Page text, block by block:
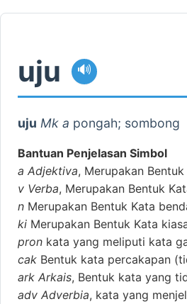
uju 🔊
uju Mk a pongah; sombong
Bantuan Penjelasan Simbol
a Adjektiva, Merupakan
v Verba, Merupakan Bentuk
n Merupakan Bentuk Kata
ki Merupakan Bentuk Kata
pron kata yang meliputi kata
cak Bentuk kata percakapan
ark Arkais, Bentuk kata yang
adv Adverbia, kata yang